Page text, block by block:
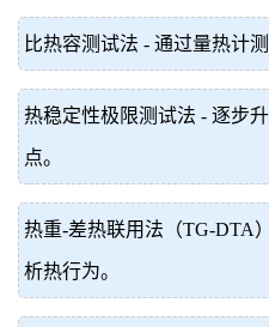
比热容测试法 - 通过量热计
热稳定性极限测试法 - 逐步
点。
热重-差热联用法（TG-DTA
析热行为。